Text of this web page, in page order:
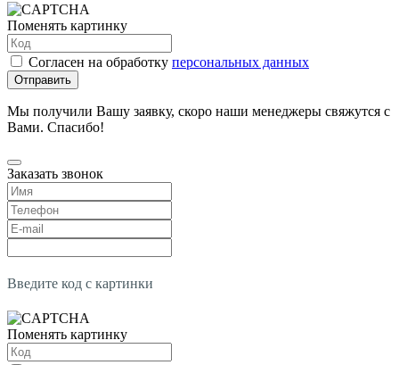
Поменять картинку
Согласен на обработку персональных данных
Отправить
Мы получили Вашу заявку, скоро наши менеджеры свяжутся с
Вами. Спасибо!
Заказать звонок
Введите код с картинки
Поменять картинку